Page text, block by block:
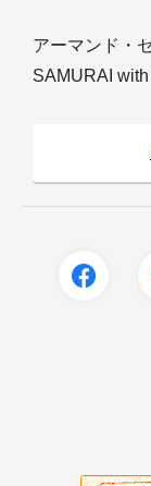
アーマンド・
SAMURAI